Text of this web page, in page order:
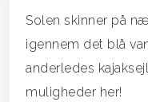
Solen skinner på
igennem det blå
anderledes
muligheder her!